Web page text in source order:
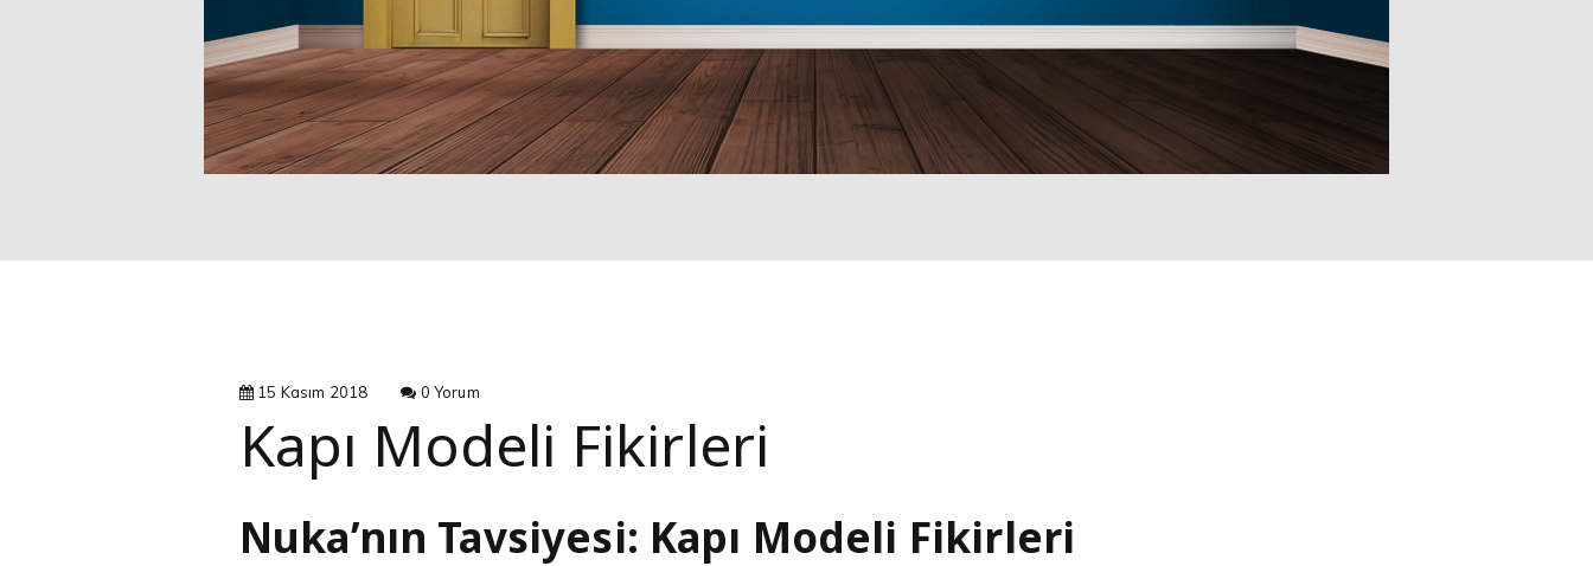
15 Kasım 2018 0 Yorum
Kapı Modeli Fikirleri
Nuka’nın Tavsiyesi: Kapı Modeli Fikirleri